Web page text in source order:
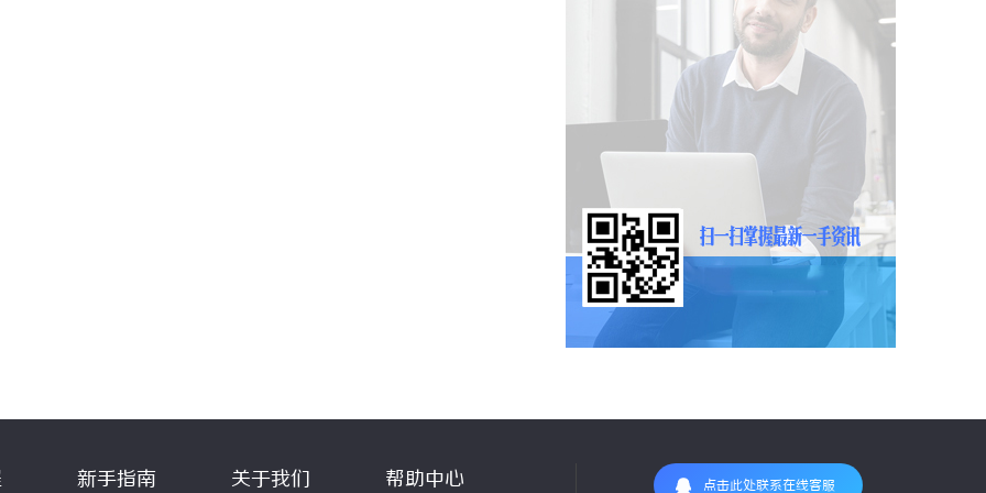
新手指南 关于我们 帮助中心 点击此处联系在线客服